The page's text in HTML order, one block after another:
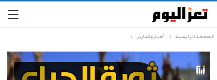
الصفحة الرئيسية أخبار وتقارير